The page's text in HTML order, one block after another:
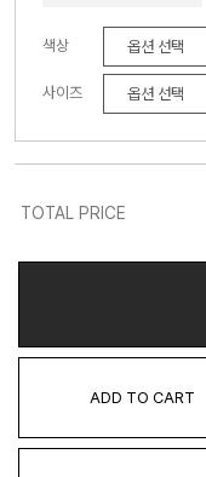
색상
사이즈
TOTAL PRICE
ADD TO CART